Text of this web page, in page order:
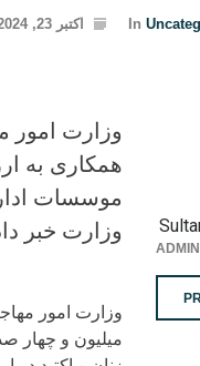
In اکتبر 23, 2024
وزارت امور
موسسات
وزارت خبر
وزارت امور